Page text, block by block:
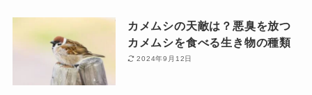
カメムシの天敵は？悪臭を放つ
カメムシを食べる生き物の種類
2024年9月12日